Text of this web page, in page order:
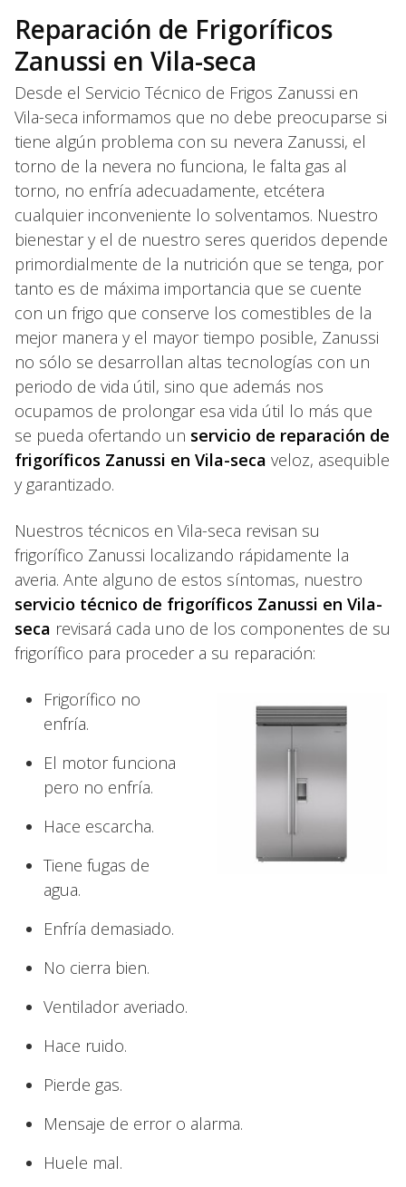
Reparación de Frigoríficos
Zanussi en Vila-seca
Desde el Servicio Técnico de Frigos Zanussi en
Vila-seca informamos que no debe preocuparse si
tiene algún problema con su nevera Zanussi, el
torno de la nevera no funciona, le falta gas al
torno, no enfría adecuadamente, etcétera
cualquier inconveniente lo solventamos. Nuestro
bienestar y el de nuestro seres queridos depende
primordialmente de la nutrición que se tenga, por
tanto es de máxima importancia que se cuente
con un frigo que conserve los comestibles de la
mejor manera y el mayor tiempo posible, Zanussi
no sólo se desarrollan altas tecnologías con un
periodo de vida útil, sino que además nos
ocupamos de prolongar esa vida útil lo más que
se pueda ofertando un servicio de reparación de
frigoríficos Zanussi en Vila-seca veloz, asequible
y garantizado.
Nuestros técnicos en Vila-seca revisan su
frigorífico Zanussi localizando rápidamente la
averia. Ante alguno de estos síntomas, nuestro
servicio técnico de frigoríficos Zanussi en Vila-
seca revisará cada uno de los componentes de su
frigorífico para proceder a su reparación:
Frigorífico no
enfría.
El motor funciona
pero no enfría.
Hace escarcha.
Tiene fugas de
agua.
Enfría demasiado.
No cierra bien.
Ventilador averiado.
Hace ruido.
Pierde gas.
Mensaje de error o alarma.
Huele mal.